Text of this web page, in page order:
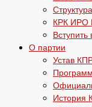
КРК ИРО
О партии
Устав
История